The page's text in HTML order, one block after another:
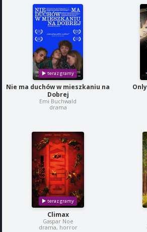
Nie ma duchów w mieszkaniu na
Dobrej
Emi Buchwald
drama
Climax
Gaspar Noe
drama, horror